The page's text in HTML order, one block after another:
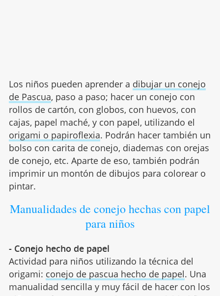
Los niños pueden aprender a dibujar un conejo
de Pascua, paso a paso; hacer un conejo con
rollos de cartón, con globos, con huevos, con
cajas, papel maché, y con papel, utilizando el
origami o papiroflexia. Podrán hacer también un
bolso con carita de conejo, diademas con orejas
de conejo, etc. Aparte de eso, también podrán
imprimir un montón de dibujos para colorear o
pintar.
Manualidades de conejo hechas con papel
para niños
- Conejo hecho de papel
Actividad para niños utilizando la técnica del
origami: conejo de pascua hecho de papel. Una
manualidad sencilla y muy fácil de hacer con los